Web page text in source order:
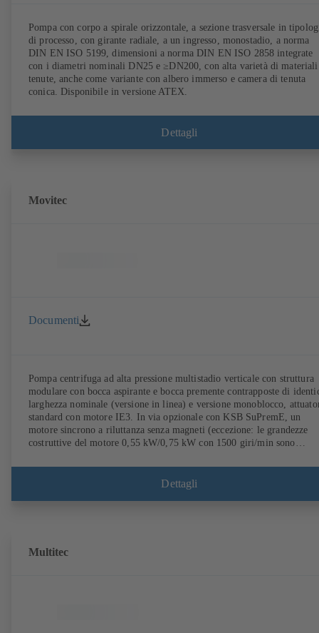
Pompa con corpo a spirale orizzontale, a sezione trasversale in
di processo, con girante radiale, a un ingresso, monostadio, a norma
DIN EN ISO 5199, dimensioni a norma DIN EN ISO 2858 integrate
con i diametri nominali DN25 e ≥DN200, con alta varietà di materiali
tenute, anche come variante con albero immerso e camera di tenuta
conica. Disponibile in versione ATEX.
Dettagli
Movitec
Documenti
Pompa centrifuga ad alta pressione multistadio verticale con struttura
modulare con bocca aspirante e bocca premente contrapposte di
larghezza nominale (versione in linea) e versione monoblocco,
standard con motore IE3. In via opzionale con KSB SuPremE, un
motore sincrono a riluttanza senza magneti (eccezione: le grandezze
costruttive del motore 0,55 kW/0,75 kW con 1500 giri/min sono
norma IEC TS 60034-30-2:2016, per l'impiego con il sistema di
regolazione della velocità tipo KSB PumpDrive 2 o KSB PumpDrive
Dettagli
Multitec